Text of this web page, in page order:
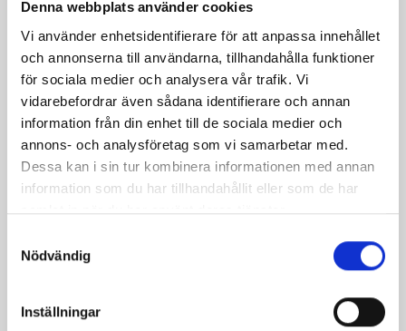
Denna webbplats använder cookies
Vi använder enhetsidentifierare för att anpassa innehållet
och annonserna till användarna, tillhandahålla funktioner
för sociala medier och analysera vår trafik. Vi
vidarebefordrar även sådana identifierare och annan
information från din enhet till de sociala medier och
annons- och analysföretag som vi samarbetar med.
Dessa kan i sin tur kombinera informationen med annan
information som du har tillhandahållit eller som de har
samlat in när du har använt deras tjänster.
Nödvändig
Inställningar
Marknadsföring och visningar sker i samråd
och enligt dina önskemål.
Budgivning och förhandling är en central del
i försäljningen av en bostad och vi
säkerhetsställer att både säljare och köpare
är välinformerade. Du som säljare har alltid fri
prövningsrätt att sälja till den du vill och när